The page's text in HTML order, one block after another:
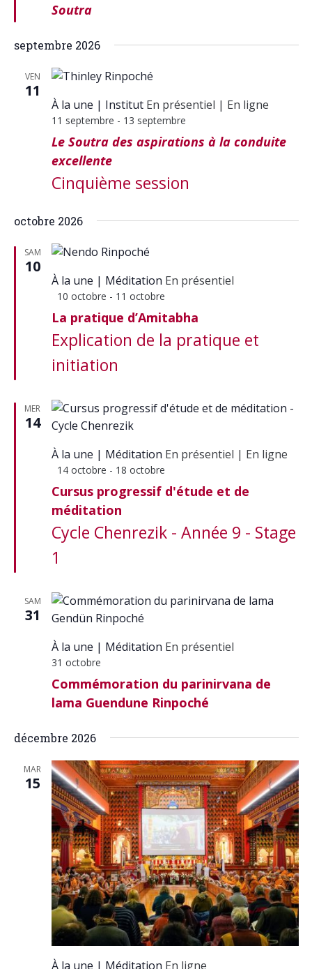
Soutra
septembre 2026
VEN
11
À la une Institut En présentiel | En ligne
11 septembre - 13 septembre
Le Soutra des aspirations à la conduite
excellente
Cinquième session
octobre 2026
SAM
10
À la une Méditation En présentiel
Mis
avant
10 octobre - 11 octobre
La pratique d’Amitabha
Explication de la pratique et
initiation
MER
14
À la une Méditation En présentiel | En ligne
Mis
avant
14 octobre - 18 octobre
Cursus progressif d'étude et de
méditation
Cycle Chenrezik - Année 9 - Stage
1
SAM
31
À la une Méditation En présentiel
31 octobre
Commémoration du parinirvana de
lama Guendune Rinpoché
décembre 2026
MAR
15
À la une Méditation En ligne